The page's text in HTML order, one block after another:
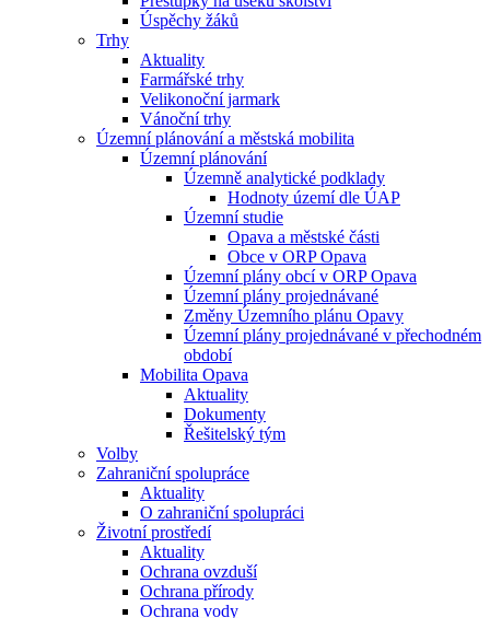
Úspěchy žáků
Trhy
Aktuality
Farmářské trhy
Velikonoční jarmark
Vánoční trhy
Územní plánování a městská mobilita
Územní plánování
Územně analytické podklady
Hodnoty území dle ÚAP
Územní studie
Opava a městské části
Obce v ORP Opava
Územní plány obcí v ORP Opava
Územní plány projednávané
Změny Územního plánu Opavy
Územní plány projednávané v přechodném
období
Mobilita Opava
Aktuality
Dokumenty
Řešitelský tým
Volby
Zahraniční spolupráce
Aktuality
O zahraniční spolupráci
Životní prostředí
Aktuality
Ochrana ovzduší
Ochrana přírody
Ochrana vody